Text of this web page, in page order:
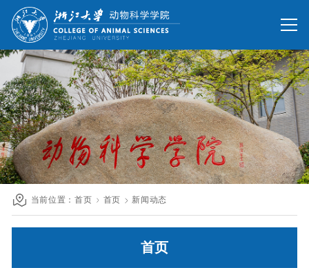
网站首页
院情总览
师资队伍
人才培养
科学研究
国际交流
发展联络
旧版回顾
当前位置：首页 首页 新闻动态
首页